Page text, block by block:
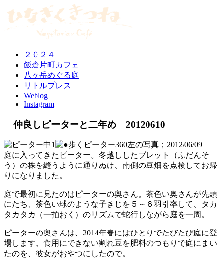
２０２４
飯倉片町カフェ
八ヶ岳めぐる庭
リトルプレス
Weblog
Instagram
仲良しピーターと二年め 20120610
左の写真；2012/06/09
庭に入ってきたピーター。冬越ししたブレット（ふだんそ
う）の株を縫うように通りぬけ、南側の豆畑を点検してお帰
りになりました。
庭で最初に見たのはピーターの奥さん。茶色い奥さんが先頭
にたち、茶色い球のような子きじを５～６羽引率して、タカ
タカタカ（一拍おく）のリズムで蛇行しながら庭を一周。
ピーターの奥さんは、2014年春にはひとりでたびたび庭に登
場します。食用にできない割れ豆を肥料のつもりで庭にまい
たのを、彼女がおやつにしたので。